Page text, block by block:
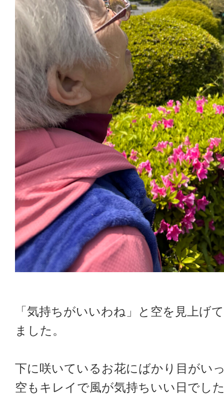
「気持ちがいいわね」と空を見上げ
ました。
下に咲いているお花にばかり目がい
空もキレイで風が気持ちいい日でし